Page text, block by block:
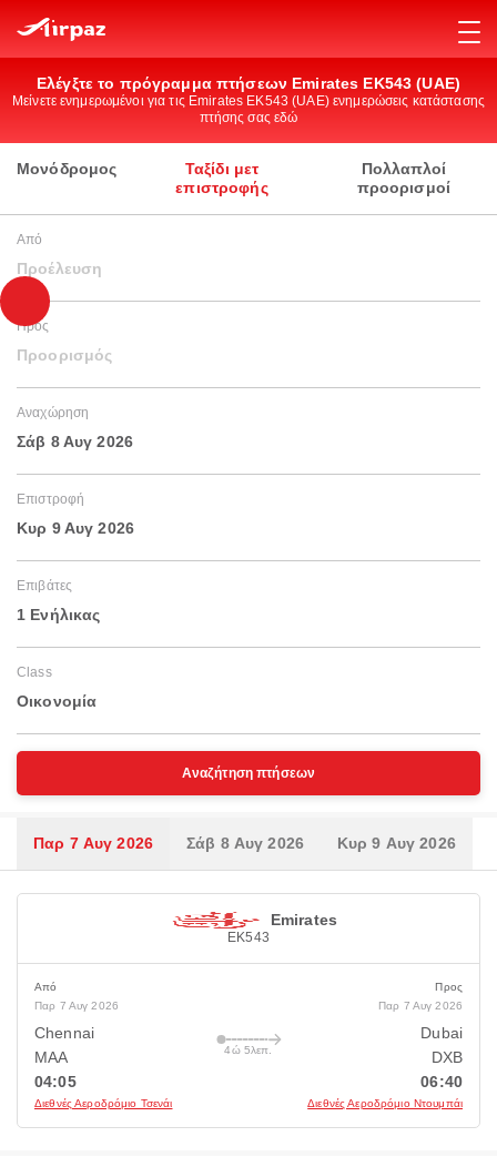
Ελέγξτε το πρόγραμμα πτήσεων Emirates EK543 (UAE)
Μείνετε ενημερωμένοι για τις Emirates EK543 (UAE) ενημερώσεις κατάστασης
πτήσης σας εδώ
Μονόδρομος
Ταξίδι μετ
επιστροφής
Πολλαπλοί
προορισμοί
Από
Προέλευση
Προς
Προορισμός
Αναχώρηση
Σάβ 8 Αυγ 2026
Επιστροφή
Κυρ 9 Αυγ 2026
Επιβάτες
1 Ενήλικας
Class
Οικονομία
Αναζήτηση πτήσεων
Παρ 7 Αυγ 2026 Σάβ 8 Αυγ 2026 Κυρ 9 Αυγ 2026
Emirates
EK543
Από
Παρ 7 Αυγ 2026
Chennai
MAA
04:05
Διεθνές Αεροδρόμιο Τσενάι
4ώ 5λεπ.
Προς
Παρ 7 Αυγ 2026
Dubai
DXB
06:40
Διεθνές Αεροδρόμιο Ντουμπάι